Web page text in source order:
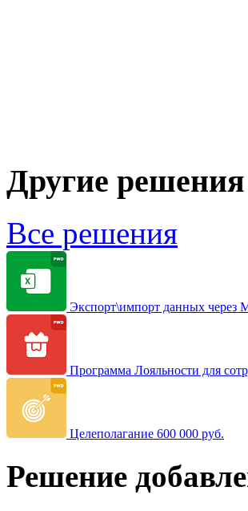
Другие
Все решения
Экспорт\импорт данных через
Программа Лояльности для
Целеполагание 600 000 руб.
Решение